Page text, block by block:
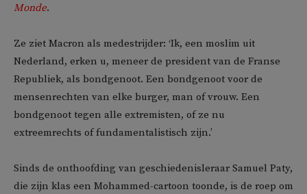
Monde.
Ze ziet Macron als medestrijder: ‘Ik, een moslim uit
Nederland, erken u, meneer de president van de Franse
Republiek, als bondgenoot. Een bondgenoot voor de
mensenrechten van elke burger, man of vrouw. Een
bondgenoot tegen alle extremisten, of ze nu
extreemrechts of fundamentalistisch zijn.’
Sinds de onthoofding van geschiedenisleraar Samuel Paty,
die zijn klas een Mohammed-cartoon toonde, is de roep om